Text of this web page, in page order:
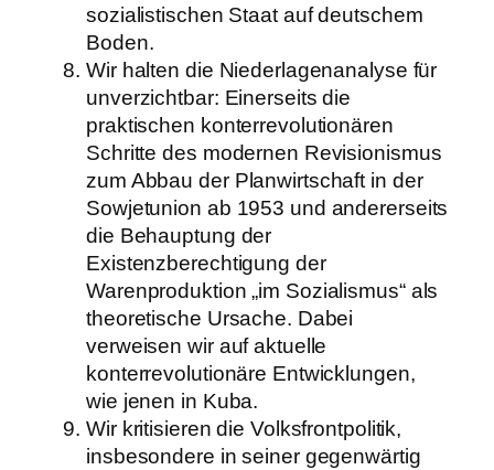
sozialistischen Staat auf deutschem
Boden.
Wir halten die Niederlagenanalyse für
unverzichtbar: Einerseits die
praktischen konterrevolutionären
Schritte des modernen Revisionismus
zum Abbau der Planwirtschaft in der
Sowjetunion ab 1953 und andererseits
die Behauptung der
Existenzberechtigung der
Warenproduktion „im Sozialismus“ als
theoretische Ursache. Dabei
verweisen wir auf aktuelle
konterrevolutionäre Entwicklungen,
wie jenen in Kuba.
Wir kritisieren die Volksfrontpolitik,
insbesondere in seiner gegenwärtig